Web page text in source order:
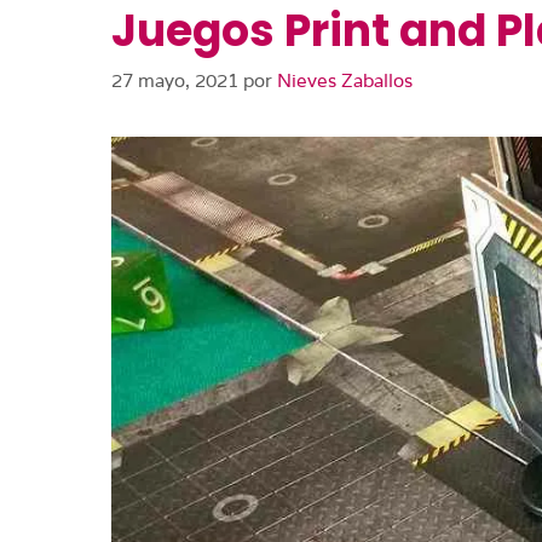
Juegos Print and
27 mayo, 2021 por Nieves Zaballos